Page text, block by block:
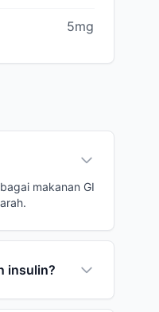
5mg
makanan GI
insulin?